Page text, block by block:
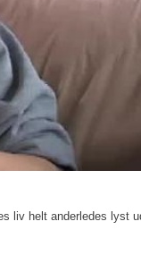
liv helt anderledes lyst